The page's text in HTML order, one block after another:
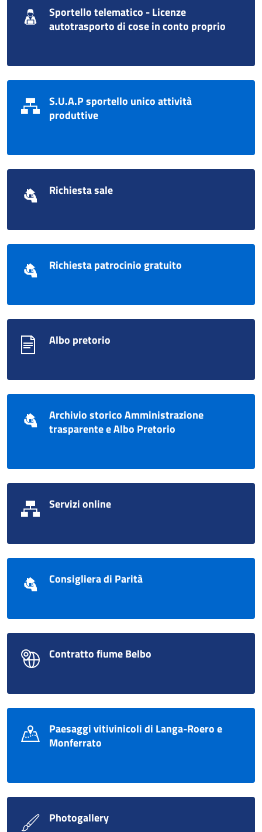
Sportello telematico - Licenze
autotrasporto di cose in conto proprio
S.U.A.P sportello unico attività
produttive
Richiesta sale
Richiesta patrocinio gratuito
Albo pretorio
Archivio storico Amministrazione
trasparente e Albo Pretorio
Servizi online
Consigliera di Parità
Contratto fiume Belbo
Paesaggi vitivinicoli di Langa-Roero e
Monferrato
Photogallery